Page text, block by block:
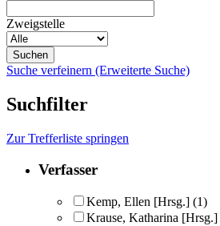
Zweigstelle
Suche verfeinern (Erweiterte Suche)
Suchfilter
Zur Trefferliste springen
Verfasser
Kemp, Ellen [Hrsg.] (1)
Krause, Katharina [Hrsg.]